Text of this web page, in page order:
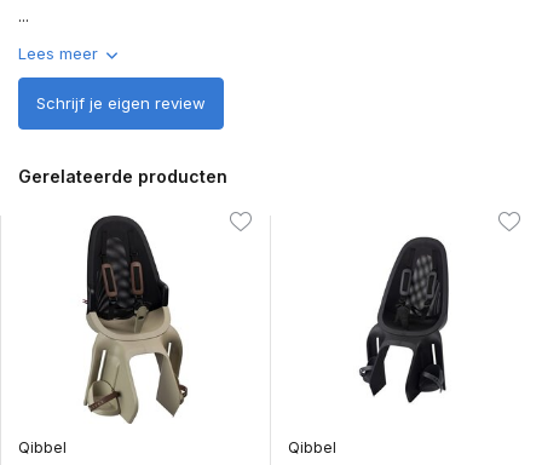
...
Lees meer
Schrijf je eigen review
Gerelateerde producten
Qibbel Qibbel